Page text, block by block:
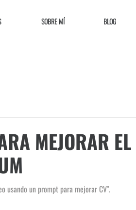
SOBRE MÍ BLOG
MEJORAR EL
usando un prompt para mejorar CV".